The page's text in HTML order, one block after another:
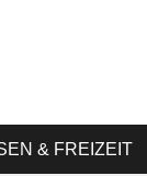
& FREIZEIT